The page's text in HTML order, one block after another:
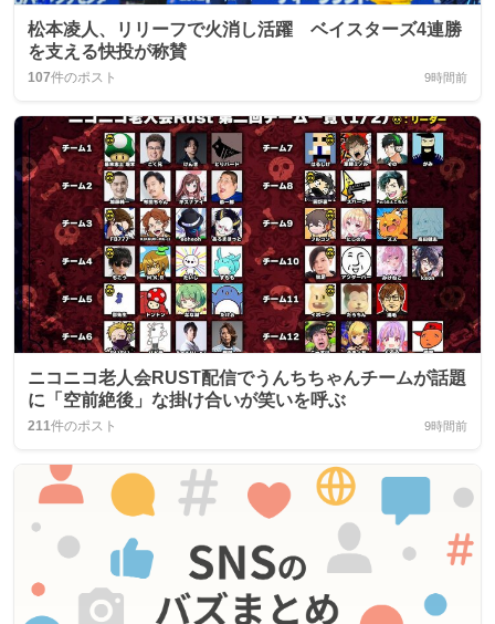
松本凌人、リリーフで火消し活躍 ベイスターズ4連勝
を支える快投が称賛
107件のポスト 9時間前
ニコニコ老人会RUST配信でうんちちゃんチームが話題
に「空前絶後」な掛け合いが笑いを呼ぶ
211件のポスト 9時間前